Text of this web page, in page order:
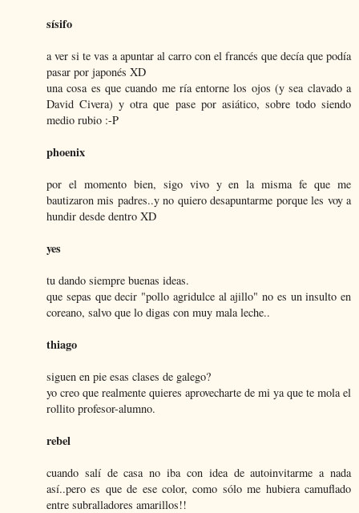
sísifo
a ver si te vas a apuntar al carro con el francés que decía que podía
pasar por japonés XD
una cosa es que cuando me ría entorne los ojos (y sea clavado a
David Civera) y otra que pase por asiático, sobre todo siendo
medio rubio :-P
phoenix
por el momento bien, sigo vivo y en la misma fe que me
bautizaron mis padres..y no quiero desapuntarme porque les voy a
hundir desde dentro XD
yes
tu dando siempre buenas ideas.
que sepas que decir "pollo agridulce al ajillo" no es un insulto en
coreano, salvo que lo digas con muy mala leche..
thiago
siguen en pie esas clases de galego?
yo creo que realmente quieres aprovecharte de mi ya que te mola el
rollito profesor-alumno.
rebel
cuando salí de casa no iba con idea de autoinvitarme a nada
así..pero es que de ese color, como sólo me hubiera camuflado
entre subralladores amarillos!!